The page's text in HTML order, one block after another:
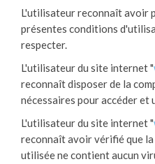
L'utilisateur reconnaît avoir
présentes conditions
respecter.
L'utilisateur du site internet "
reconnaît disposer de la
nécessaires pour accéder et
L'utilisateur du site internet "
reconnaît avoir vérifié que
utilisée ne contient aucun